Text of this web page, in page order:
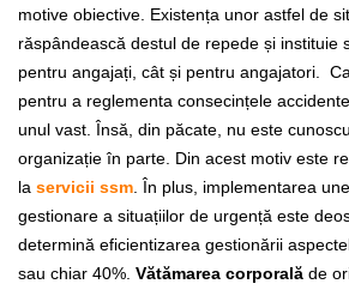
motive obiective. Existența unor astfel de
răspândească destul de repede și instituie
pentru angajați, cât și pentru angajatori.
pentru a reglementa consecințele
unul vast. Însă, din păcate, nu este
organizație în parte. Din acest motiv este
la servicii ssm. În plus, implementarea
gestionare a situațiilor de urgență este
determină eficientizarea gestionării
sau chiar 40%. Vătămarea corporală de